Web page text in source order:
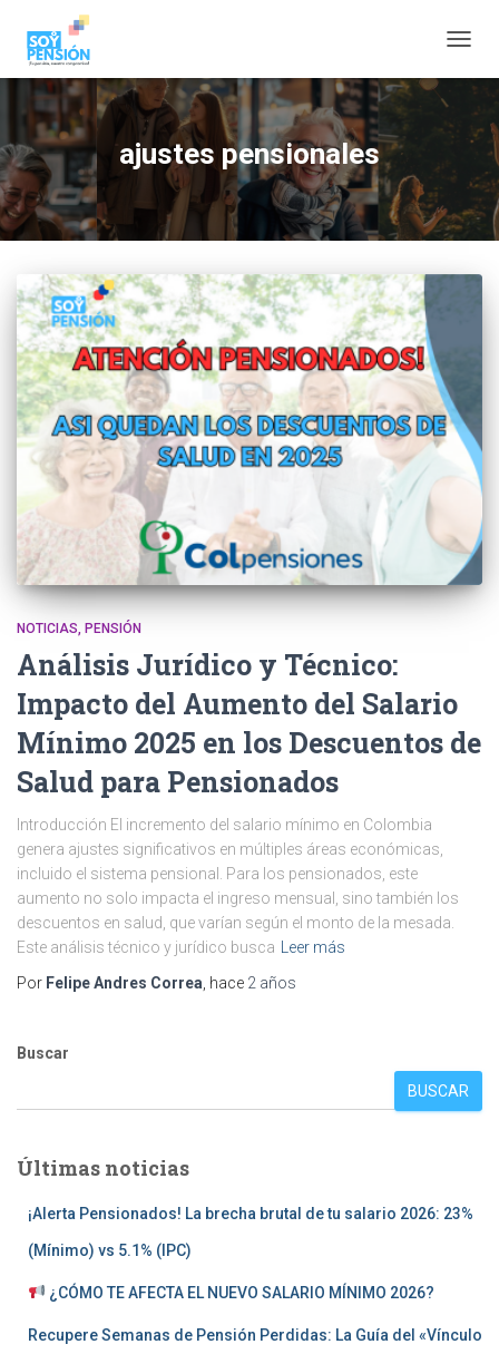
ajustes pensionales
NOTICIAS PENSIÓN
Análisis Jurídico y Técnico:
Impacto del Aumento del Salario
Mínimo 2025 en los Descuentos de
Salud para Pensionados
Introducción El incremento del salario mínimo en Colombia
genera ajustes significativos en múltiples áreas económicas,
incluido el sistema pensional. Para los pensionados, este
aumento no solo impacta el ingreso mensual, sino también los
descuentos en salud, que varían según el monto de la mesada.
Este análisis técnico y jurídico busca
Leer más
Por Felipe Andres Correa , hace 2 años
Buscar
BUSCAR
Últimas noticias
¡Alerta Pensionados! La brecha brutal de tu salario 2026: 23%
(Mínimo) vs 5.1% (IPC)
¿CÓMO TE AFECTA EL NUEVO SALARIO MÍNIMO 2026?
Recupere Semanas de Pensión Perdidas: La Guía del «Vínculo